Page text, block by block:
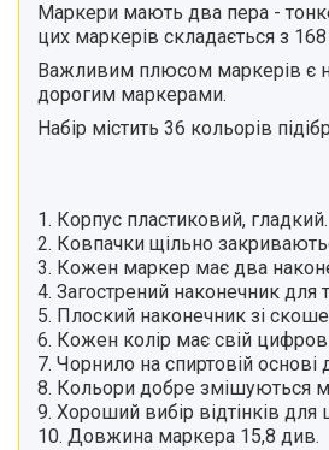
Маркери мають два пера -
цих маркерів складається з 168
Важливим плюсом маркерів є
дорогим маркерами.
Набір містить 36 кольорів
1. Корпус пластиковий, гладкий.
2. Ковпачки щільно
3. Кожен маркер має два
4. Загострений наконечник для
5. Плоский наконечник зі
6. Кожен колір має свій
7. Чорнило на спиртовій
8. Кольори добре змішуються
9. Хороший вибір відтінків
10. Довжина маркера 15,8 див.